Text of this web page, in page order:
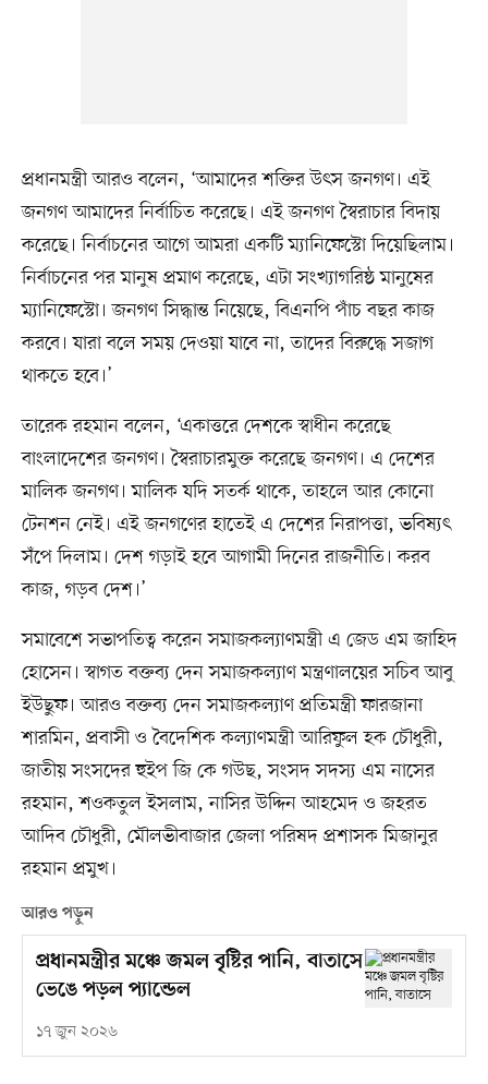
প্রধানমন্ত্রী আরও বলেন, ‘আমাদের শক্তির উৎস জনগণ। এই
জনগণ আমাদের নির্বাচিত করেছে। এই জনগণ স্বৈরাচার বিদায়
করেছে। নির্বাচনের আগে আমরা একটি ম্যানিফেস্টো দিয়েছিলাম।
নির্বাচনের পর মানুষ প্রমাণ করেছে, এটা সংখ্যাগরিষ্ঠ মানুষের
ম্যানিফেস্টো। জনগণ সিদ্ধান্ত নিয়েছে, বিএনপি পাঁচ বছর কাজ
করবে। যারা বলে সময় দেওয়া যাবে না, তাদের বিরুদ্ধে সজাগ
থাকতে হবে।’
তারেক রহমান বলেন, ‘একাত্তরে দেশকে স্বাধীন করেছে
বাংলাদেশের জনগণ। স্বৈরাচারমুক্ত করেছে জনগণ। এ দেশের
মালিক জনগণ। মালিক যদি সতর্ক থাকে, তাহলে আর কোনো
টেনশন নেই। এই জনগণের হাতেই এ দেশের নিরাপত্তা, ভবিষ্যৎ
সঁপে দিলাম। দেশ গড়াই হবে আগামী দিনের রাজনীতি। করব
কাজ, গড়ব দেশ।’
সমাবেশে সভাপতিত্ব করেন সমাজকল্যাণমন্ত্রী এ জেড এম জাহিদ
হোসেন। স্বাগত বক্তব্য দেন সমাজকল্যাণ মন্ত্রণালয়ের সচিব আবু
ইউছুফ। আরও বক্তব্য দেন সমাজকল্যাণ প্রতিমন্ত্রী ফারজানা
শারমিন, প্রবাসী ও বৈদেশিক কল্যাণমন্ত্রী আরিফুল হক চৌধুরী,
জাতীয় সংসদের হুইপ জি কে গউছ, সংসদ সদস্য এম নাসের
রহমান, শওকতুল ইসলাম, নাসির উদ্দিন আহমেদ ও জহরত
আদিব চৌধুরী, মৌলভীবাজার জেলা পরিষদ প্রশাসক মিজানুর
রহমান প্রমুখ।
আরও পড়ুন
প্রধানমন্ত্রীর মঞ্চে জমল বৃষ্টির পানি, বাতাসে
ভেঙে পড়ল প্যান্ডেল
১৭ জুন ২০২৬